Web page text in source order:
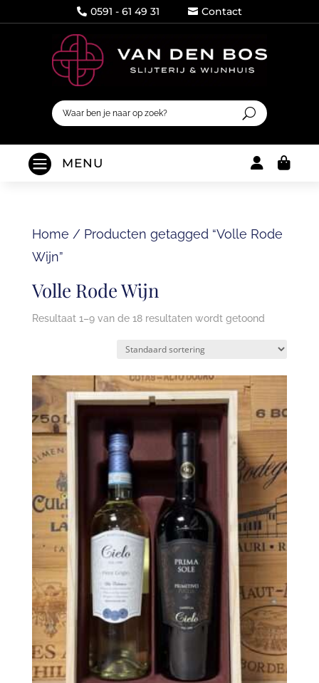
 0591 - 61 49 31  Contact
 MENU 
Home / Producten getagged “Volle Rode
Wijn”
Volle Rode Wijn
Resultaat 1–9 van de 18 resultaten wordt getoond